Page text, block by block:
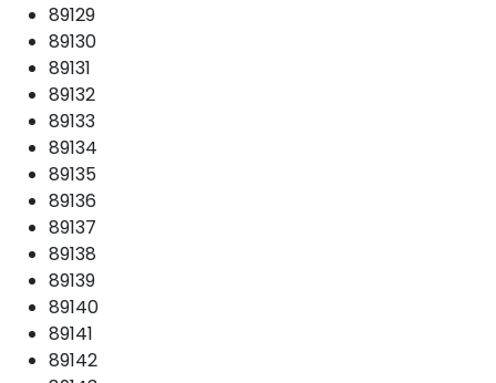
89129
89130
89131
89132
89133
89134
89135
89136
89137
89138
89139
89140
89141
89142